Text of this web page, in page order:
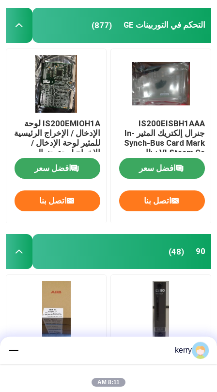
التحكم في التوربينات GE (877)
IS200EISBH1AAA
جنرال إلكتريك المثير In-
Synch-Bus Card Mark
VI Steam Ge نظام
التحكم في التوربينات
الغازية
افضل سعر
اتصل بنا
IS200EMIOH1A لوحة
الإدخال / الإخراج الرئيسية
للمثير لوحة الإدخال /
الإخراج لوحة جنرال
إلكتريك GE التحكم في
التوربيناتافضل سعر
اتصل بنا
90
(48)
ABB Imaso01 Bailey
kerry
8:11 AM